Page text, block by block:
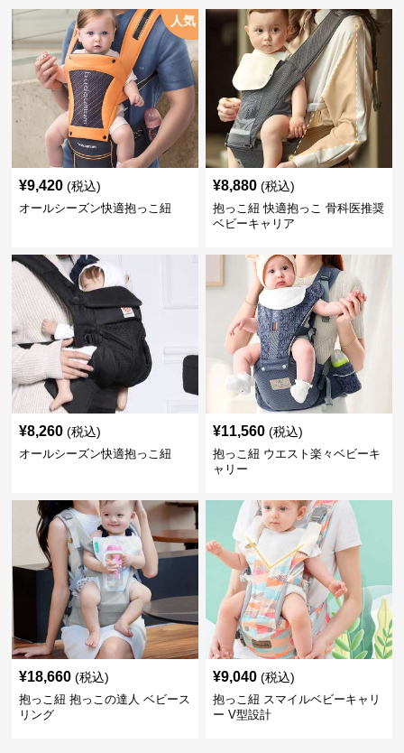
人気
¥9,420 (税込)
オールシーズン快適抱っこ紐
¥8,880 (税込)
抱っこ紐 快適抱っこ 骨科医推奨
ベビーキャリア
¥8,260 (税込)
オールシーズン快適抱っこ紐
¥11,560 (税込)
抱っこ紐 ウエスト楽々ベビーキ
ャリー
¥18,660 (税込)
抱っこ紐 抱っこの達人 ベビース
リング
¥9,040 (税込)
抱っこ紐 スマイルベビーキャリ
ー V型設計